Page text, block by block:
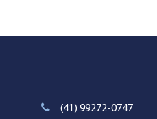
(41) 99272-0747